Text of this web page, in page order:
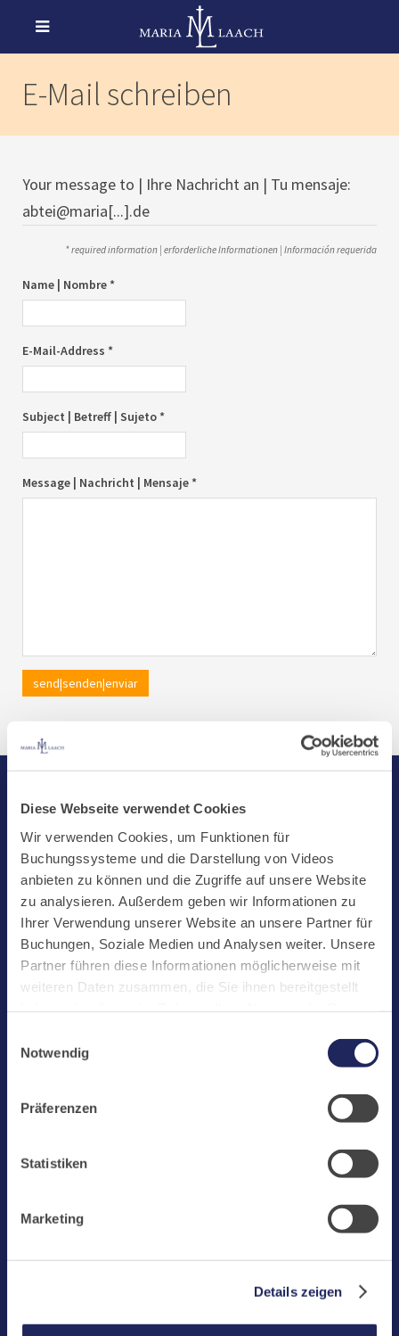
Diese Webseite verwendet Cookies
Wir verwenden Cookies, um Funktionen für
Buchungssysteme und die Darstellung von Videos
anbieten zu können und die Zugriffe auf unsere Website
zu analysieren. Außerdem geben wir Informationen zu
Ihrer Verwendung unserer Website an unsere Partner für
Buchungen, Soziale Medien und Analysen weiter. Unsere
Partner führen diese Informationen möglicherweise mit
weiteren Daten zusammen, die Sie ihnen bereitgestellt
challenges.cloudflare.com: Wir verwenden das online
Buchungssystem MEWS in unserem Hotel und unserem
übermittelt. Cookies von eu5.bookingkit.de: Wir
Buchungen von Bibliotheks- und Klosterführungen. Um
Buchungen durchführen zu können akzeptieren Sie bitte
Notwendig
Präferenzen
Statistiken
Marketing
Details zeigen
E-Mail schreiben
Your message to | Ihre Nachricht an | Tu mensaje:
abtei@maria[...].de
* required information | erforderliche Informationen | Información requerida
Name | Nombre *
E-Mail-Address *
Subject | Betreff | Sujeto *
Message | Nachricht | Mensaje *
send|senden|enviar
Start
Aktuelles
Kloster
Klosterbetriebe
Spenden
Te Deum
Bestattungen
Shops
Jobs
Tel.: +49 (0) 2652 59-0
www.maria-laach.de